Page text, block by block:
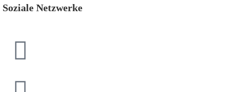
Soziale Netzwerke